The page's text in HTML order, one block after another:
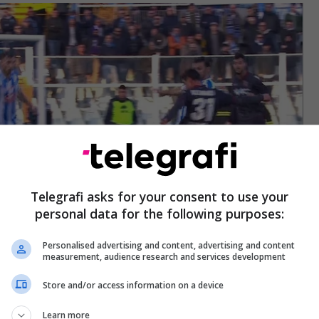
vendasit nga minuta e parë filluan lojën edhe
Manaj dhe Ledian Memushaj. /Telegrafi/
Telegrafi asks for your consent to use your
personal data for the following purposes:
Personalised advertising and content, advertising and content
measurement, audience research and services development
Store and/or access information on a device
Learn more